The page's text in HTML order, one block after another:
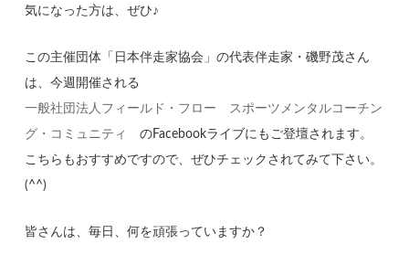
気になった方は、ぜひ♪
この主催団体「日本伴走家協会」の代表伴走家・磯野茂さん
は、今週開催される
一般社団法人フィールド・フロー スポーツメンタルコーチン
グ・コミュニティ
のFacebookライブにもご登壇されます。
こちらもおすすめですので、ぜひチェックされてみて下さい。
(^^)
皆さんは、毎日、何を頑張っていますか？